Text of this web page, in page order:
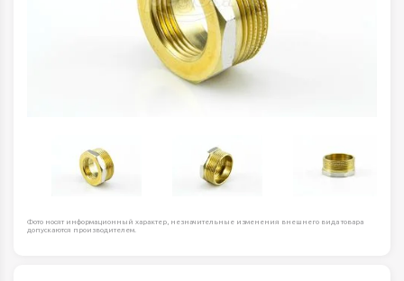
Фото носят информационный характер, незначительные изменения внешнего вида товара
допускаются производителем.